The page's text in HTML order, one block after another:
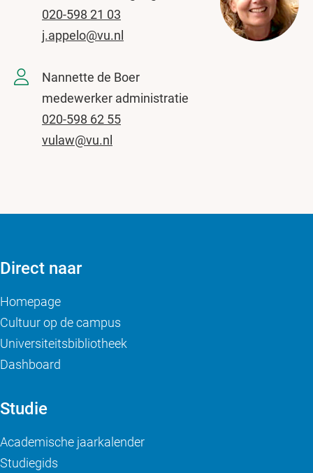
020-598 21 03
j.appelo@vu.nl
Nannette de Boer
medewerker administratie
020-598 62 55
vulaw@vu.nl
Direct naar
Homepage
Cultuur op de campus
Universiteitsbibliotheek
Dashboard
Studie
Academische jaarkalender
Studiegids